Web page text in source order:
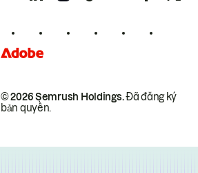
© 2026 Semrush Holdings.Đã đăng ký
bản quyền.